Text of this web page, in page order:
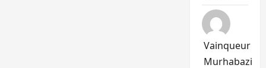
Vainqueur
Murhabazi